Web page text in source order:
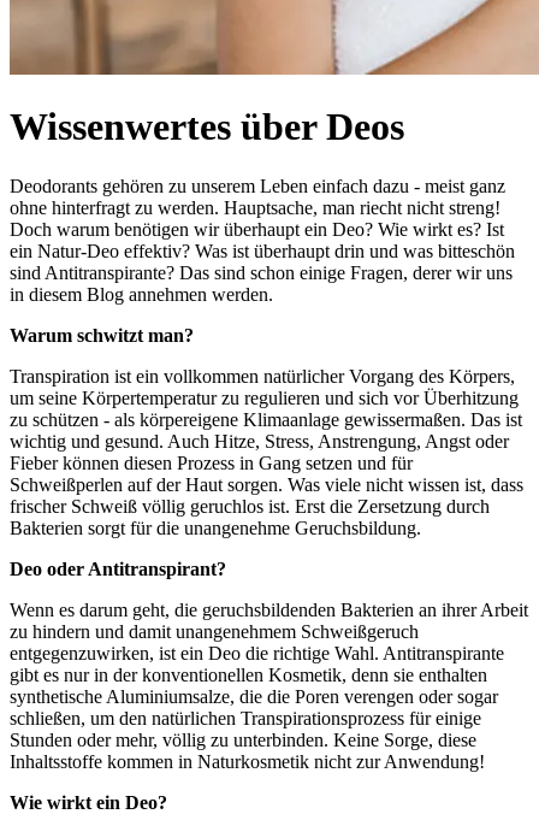
Wissenwertes über Deos
Deodorants gehören zu unserem Leben einfach dazu - meist ganz
ohne hinterfragt zu werden. Hauptsache, man riecht nicht streng!
Doch warum benötigen wir überhaupt ein Deo? Wie wirkt es? Ist
ein Natur-Deo effektiv? Was ist überhaupt drin und was bitteschön
sind Antitranspirante? Das sind schon einige Fragen, derer wir uns
in diesem Blog annehmen werden.
Warum schwitzt man?
Transpiration ist ein vollkommen natürlicher Vorgang des Körpers,
um seine Körpertemperatur zu regulieren und sich vor Überhitzung
zu schützen - als körpereigene Klimaanlage gewissermaßen. Das ist
wichtig und gesund. Auch Hitze, Stress, Anstrengung, Angst oder
Fieber können diesen Prozess in Gang setzen und für
Schweißperlen auf der Haut sorgen. Was viele nicht wissen ist, dass
frischer Schweiß völlig geruchlos ist. Erst die Zersetzung durch
Bakterien sorgt für die unangenehme Geruchsbildung.
Deo oder Antitranspirant?
Wenn es darum geht, die geruchsbildenden Bakterien an ihrer Arbeit
zu hindern und damit unangenehmem Schweißgeruch
entgegenzuwirken, ist ein Deo die richtige Wahl. Antitranspirante
gibt es nur in der konventionellen Kosmetik, denn sie enthalten
synthetische Aluminiumsalze, die die Poren verengen oder sogar
schließen, um den natürlichen Transpirationsprozess für einige
Stunden oder mehr, völlig zu unterbinden. Keine Sorge, diese
Inhaltsstoffe kommen in Naturkosmetik nicht zur Anwendung!
Wie wirkt ein Deo?